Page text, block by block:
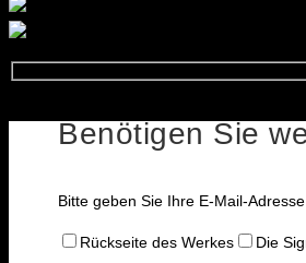
Benötigen Sie
Bitte geben Sie Ihre E-Mail-
Rückseite des Werkes Die